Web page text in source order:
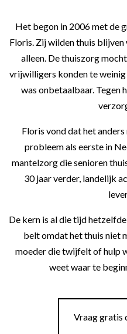
Het begon in 2006 met de
Floris. Zij wilden thuis
alleen. De thuiszorg
vrijwilligers konden te
was onbetaalbaar. Tegen
Floris vond dat het
probleem als eerste in
mantelzorg die senioren
30 jaar verder, landelijk
De kern is al die tijd
belt omdat het thuis niet
moeder die twijfelt of hulp
weet waar te
Vraag gratis